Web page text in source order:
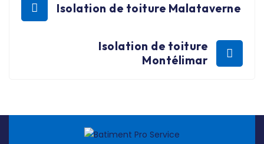
Isolation de toiture Malataverne
Isolation de toiture
Montélimar